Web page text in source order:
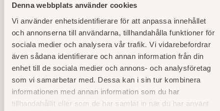
Denna webbplats använder cookies
Vi använder enhetsidentifierare för att anpassa innehållet
och annonserna till användarna, tillhandahålla funktioner för
sociala medier och analysera vår trafik. Vi vidarebefordrar
även sådana identifierare och annan information från din
enhet till de sociala medier och annons- och analysföretag
som vi samarbetar med. Dessa kan i sin tur kombinera
informationen med annan information som du har
tillhandahållit eller som de har samlat in när du har använt
Marsipanbakelse på chokladbotten, fylld med
chokladmousse – en dröm för alla chokladälskare.
Läs mer
art. nr 3867